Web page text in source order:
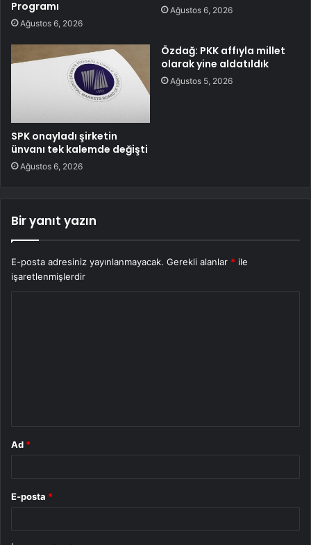
Programı
Ağustos 6, 2026
Ağustos 6, 2026
SPK onayladı şirketin
ünvanı tek kalemde değişti
Ağustos 6, 2026
Özdağ: PKK affıyla millet
olarak yine aldatıldık
Ağustos 5, 2026
Bir yanıt yazın
E-posta adresiniz yayınlanmayacak. Gerekli alanlar * ile
işaretlenmişlerdir
Ad *
E-posta *